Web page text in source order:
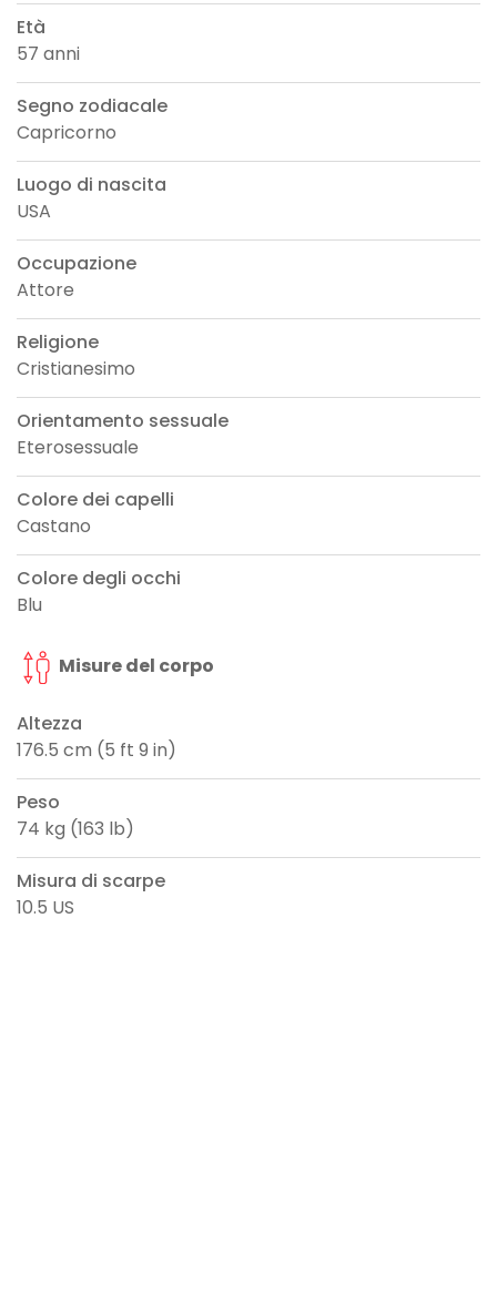
Età
57 anni
Segno zodiacale
Capricorno
Luogo di nascita
USA
Occupazione
Attore
Religione
Cristianesimo
Orientamento sessuale
Eterosessuale
Colore dei capelli
Castano
Colore degli occhi
Blu
Misure del corpo
Altezza
176.5 cm (5 ft 9 in)
Peso
74 kg (163 lb)
Misura di scarpe
10.5 US